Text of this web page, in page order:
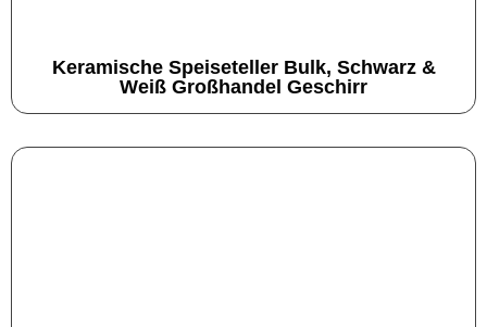
Keramische Speiseteller Bulk, Schwarz &
Weiß Großhandel Geschirr